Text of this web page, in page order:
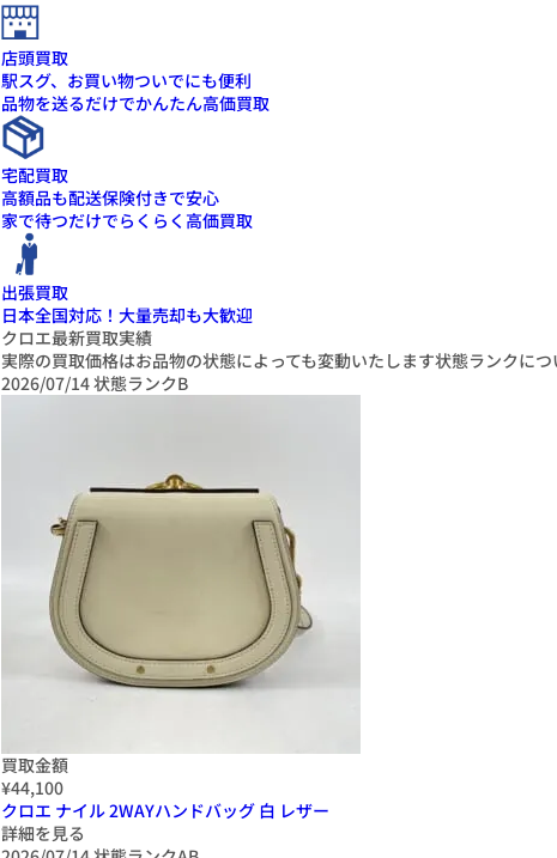
店頭買取
駅スグ、お買い物ついでにも便利
品物を送るだけでかんたん高価買取
宅配買取
高額品も配送保険付きで安心
家で待つだけでらくらく高価買取
出張買取
日本全国対応！大量売却も大歓迎
クロエ最新買取実績
実際の買取価格はお品物の状態によっても変動いたします状態ランクにつ
2026/07/14状態ランクB
買取金額
¥44,100
クロエ ナイル 2WAYハンドバッグ 白 レザー
詳細を見る